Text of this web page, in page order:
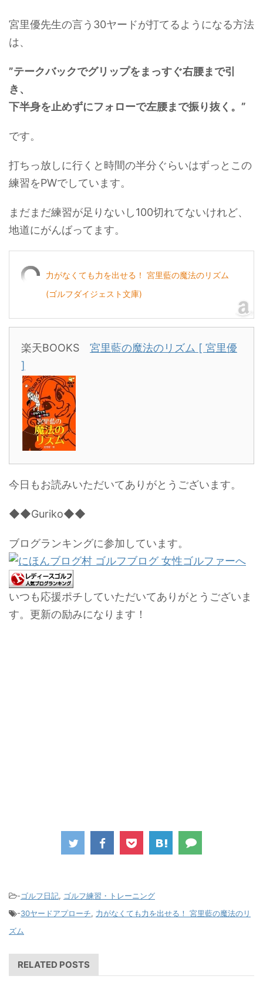
宮里優先生の言う30ヤードが打てるようになる方法
は、
”テークバックでグリップをまっすぐ右腰まで引
き、
下半身を止めずにフォローで左腰まで振り抜く。”
です。
打ちっ放しに行くと時間の半分ぐらいはずっとこの
練習をPWでしています。
まだまだ練習が足りないし100切れてないけれど、
地道にがんばってます。
力がなくても力を出せる！ 宮里藍の魔法のリズム
(ゴルフダイジェスト文庫)
楽天BOOKS 宮里藍の魔法のリズム [ 宮里優
]
今日もお読みいただいてありがとうございます。
◆◆Guriko◆◆
ブログランキングに参加しています。
いつも応援ポチしていただいてありがとうございま
す。更新の励みになります！
-ゴルフ日記, ゴルフ練習・トレーニング
-30ヤードアプローチ, 力がなくても力を出せる！ 宮里藍の魔法のリ
ズム
RELATED POSTS